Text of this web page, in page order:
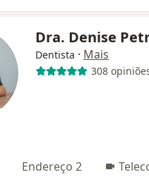
Dra. Denise
Dentista · Mais
308
Endereço 2